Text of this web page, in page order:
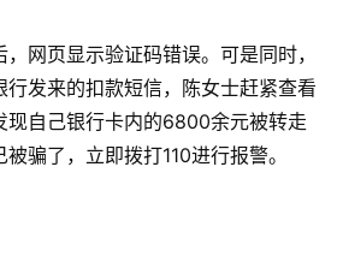
网页显示验证码错误。可是同时，
行发来的扣款短信，陈女士赶紧查看
现自己银行卡内的6800余元被转走
骗了，立即拨打110进行报警。